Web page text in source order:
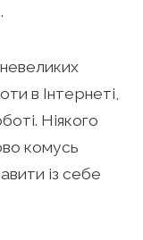
в Інтернеті,
Ніякого
комусь
із себе